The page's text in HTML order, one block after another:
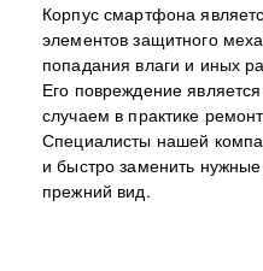
Корпус смартфона
элементов защитного
попадания влаги и иных
Его повреждение
случаем в практике
Специалисты нашей
и быстро заменить
прежний вид.